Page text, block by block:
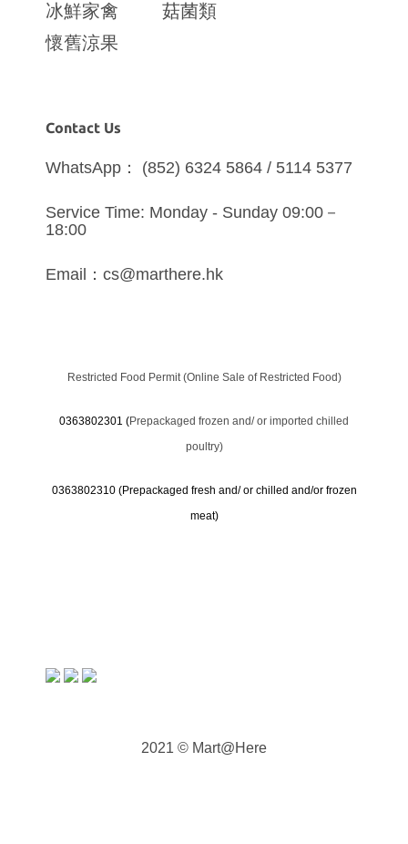
冰鮮家禽
菇菌類
懷舊涼果
Contact Us
WhatsApp： (852) 6324 5864 / 5114 5377
Service Time: Monday - Sunday 09:00－
18:00
Email：cs@marthere.hk
Restricted Food Permit (Online Sale of Restricted Food)
0363802301 (Prepackaged frozen and/ or imported chilled
poultry)
0363802310 (Prepackaged fresh and/ or chilled and/or frozen
meat)
2021 © Mart@Here